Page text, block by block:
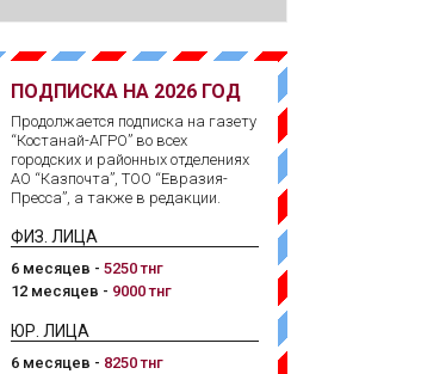
ПОДПИСКА НА 2026 ГОД
Продолжается подписка на газету
“Костанай-АГРО” во всех
городских и районных отделениях
АО “Казпочта”, ТОО “Евразия-
Пресса”, а также в редакции.
ФИЗ. ЛИЦА
6 месяцев - 5250 тнг
12 месяцев - 9000 тнг
ЮР. ЛИЦА
6 месяцев - 8250 тнг